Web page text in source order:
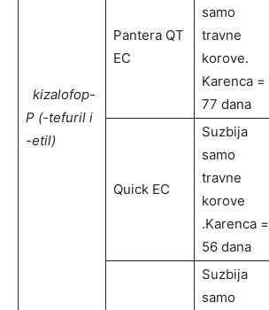
kizalofop-
P (-tefuril i
-etil)
Pantera QT
EC
samo
travne
korove.
Karenca =
77 dana
Quick EC
Suzbija
samo
travne
korove
.Karenca =
56 dana
Suzbija
samo